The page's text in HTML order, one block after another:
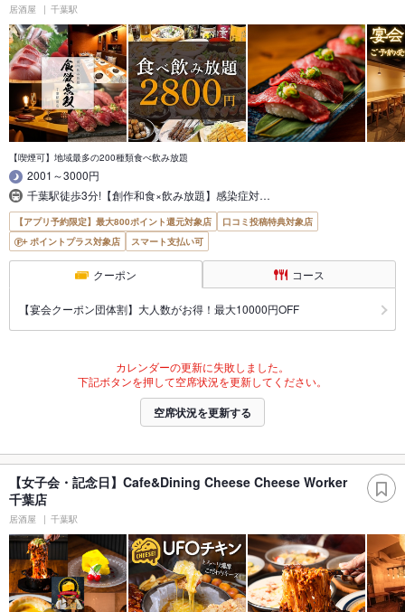
居酒屋 千葉駅
【喫煙可】地域最多の200種類食べ飲み放題
2001～3000円
千葉駅徒歩3分!【創作和食×飲み放題】感染症対…
【アプリ予約限定】最大800ポイント還元対象店
口コミ投稿特典対象店
ポイントプラス対象店
スマート支払い可
クーポン コース
【宴会クーポン団体割】大人数がお得！最大10000円OFF
カレンダーの更新に失敗しました。
下記ボタンを押して空席状況を更新してください。
空席状況を更新する
【女子会・記念日】Cafe&Dining Cheese Cheese Worker
千葉店
居酒屋 千葉駅